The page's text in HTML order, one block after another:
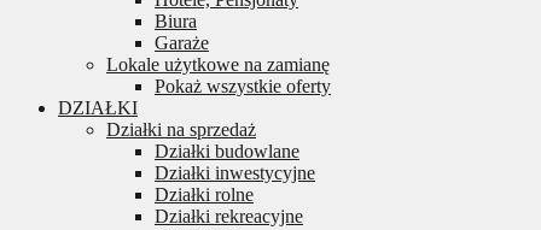
Biura
Garaże
Lokale użytkowe na zamianę
Pokaż wszystkie oferty
DZIAŁKI
Działki na sprzedaż
Działki budowlane
Działki inwestycyjne
Działki rolne
Działki rekreacyjne